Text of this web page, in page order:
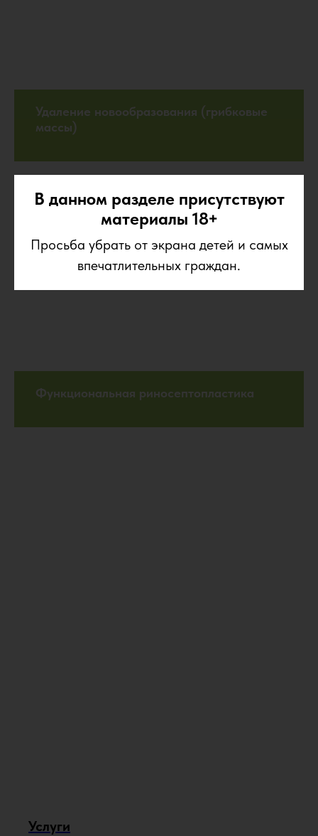
В данном разделе присутствуют
материалы 18+
Просьба убрать от экрана детей и самых
впечатлительных граждан.
Удаление новообразования (грибковые
массы)
Функциональная риносептопластика
Услуги